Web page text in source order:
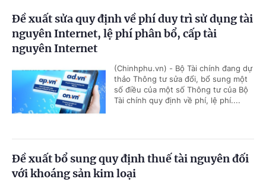
Đề xuất sửa quy định về phí duy trì sử dụng tài
nguyên Internet, lệ phí phân bổ, cấp tài
nguyên Internet
(Chinhphu.vn) - Bộ Tài chính đang dự
thảo Thông tư sửa đổi, bổ sung một
số điều của một số Thông tư của Bộ
Tài chính quy định về phí, lệ phí....
Đề xuất bổ sung quy định thuế tài nguyên đối
với khoáng sản kim loại